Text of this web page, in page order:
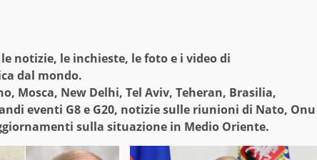
notizie, le inchieste, le foto e i video di
dal mondo.
Mosca, New Delhi, Tel Aviv, Teheran, Brasilia,
eventi G8 e G20, notizie sulle riunioni di Nato, Onu
sulla situazione in Medio Oriente.